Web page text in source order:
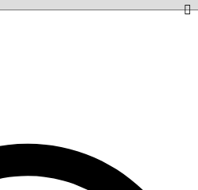
multiple
variants.